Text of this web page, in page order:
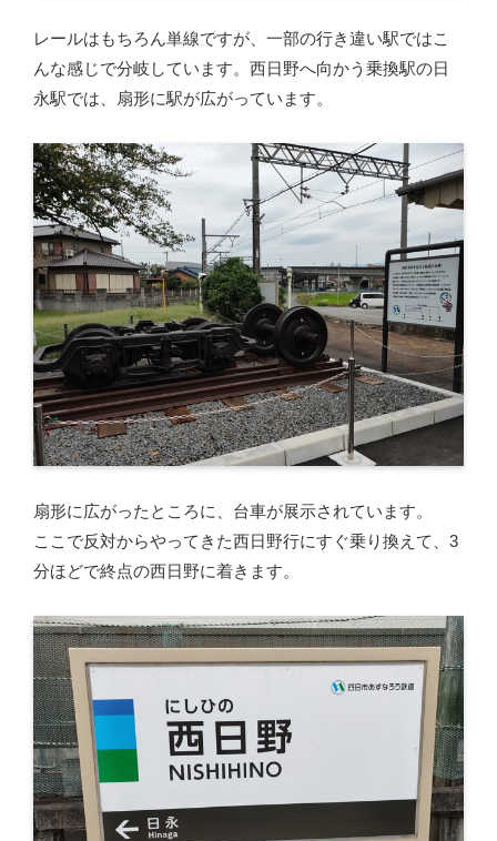
レールはもちろん単線ですが、一部の行き違い駅ではこ
んな感じで分岐しています。西日野へ向かう乗換駅の日
永駅では、扇形に駅が広がっています。
扇形に広がったところに、台車が展示されています。
ここで反対からやってきた西日野行にすぐ乗り換えて、3
分ほどで終点の西日野に着きます。